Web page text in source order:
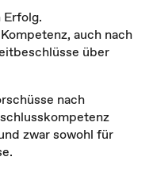
Erfolg.
auch nach
über
nach
zwar sowohl für